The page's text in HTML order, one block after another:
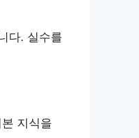
다. 실수를
지식을